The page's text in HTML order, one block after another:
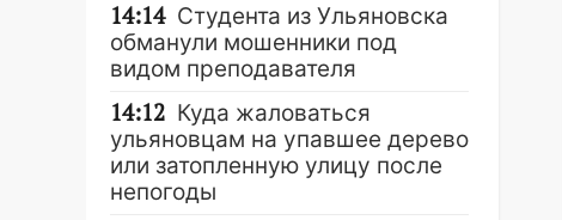
14:14 Студента из Ульяновска
обманули мошенники под
видом преподавателя
14:12 Куда жаловаться
ульяновцам на упавшее дерево
или затопленную улицу после
непогоды